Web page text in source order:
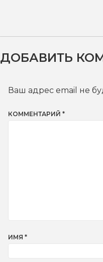
ДОБАВИТЬ
Ваш адрес email не
КОММЕНТАРИЙ *
ИМЯ *